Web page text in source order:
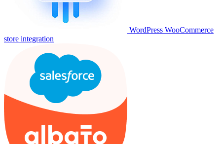
WordPress WooCommerce
store integration